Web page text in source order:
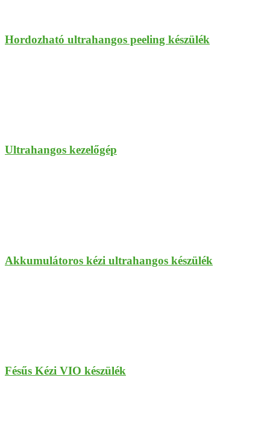
Hordozható ultrahangos peeling készülék
Ultrahangos kezelőgép
Akkumulátoros kézi ultrahangos készülék
Fésűs Kézi VIO készülék